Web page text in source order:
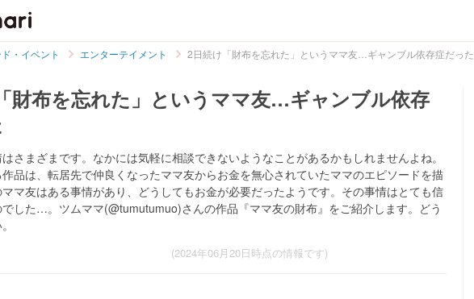
ド・イベント エンターテイメント 2日続け「財布を忘れた」というママ友…ギャンブル依存症だった
財布を忘れた」というママ友…ギャンブル依存
さまざまです。なかには気軽に相談できないようなことがあるかもしれませんよね。
品は、転居先で仲良くなったママ友からお金を無心されていたママのエピソードを描
マ友はある事情があり、どうしてもお金が必要だったようです。その事情はとても信
でした…。ツムママ(@tumutumuo)さんの作品『ママ友の財布』をご紹介します。どう
(2024年06月20日時点の情報です)